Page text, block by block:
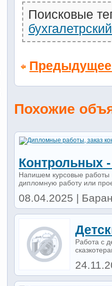
Поисковые
бухгалетрский
Похожие
Контрольных
Напишем курсовые работы
дипломную работу или
08.04.2025 |
Работа с